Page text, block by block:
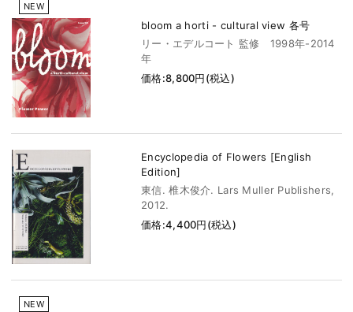
NEW
bloom a horti - cultural view 各号
リー・エデルコート 監修 1998年-2014
年
価格:8,800円(税込)
Encyclopedia of Flowers [English
Edition]
東信. 椎木俊介. Lars Muller Publishers,
2012.
価格:4,400円(税込)
NEW